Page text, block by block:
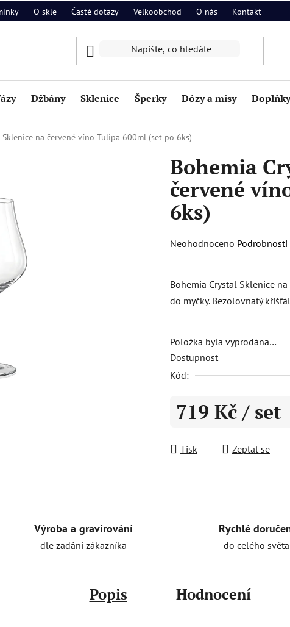
O skle Časté dotazy Velkoobchod O nás Kontakt
Džbány Sklenice Šperky Dózy a mísy Doplňky
Sklenice na červené víno Tulipa 600ml (set po 6ks)
Bohemia
červené
6ks)
Průměrné
je
0,0
5
hvězdiček.
Neohodnoceno
Bohemia Crystal Sklenice
do myčky. Bezolovnatý
Položka byla vyprodána…
Dostupnost
Kód:
719 Kč / set
Tisk
Zeptat se
Výroba a gravírování
dle zadání zákazníka
Rychlé
do celého světa
Popis Hodnocení